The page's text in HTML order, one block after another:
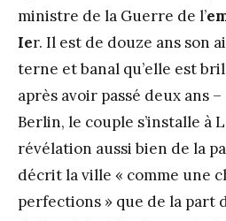
ministre de la Guerre de l’
Ier. Il est de douze ans son
terne et banal qu’elle est
après avoir passé deux ans –
Berlin, le couple s’installe à
révélation aussi bien de la
décrit la ville « comme une
perfections » que de la part